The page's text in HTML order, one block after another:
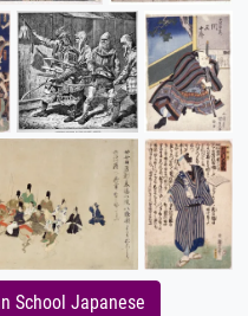
School Japanese